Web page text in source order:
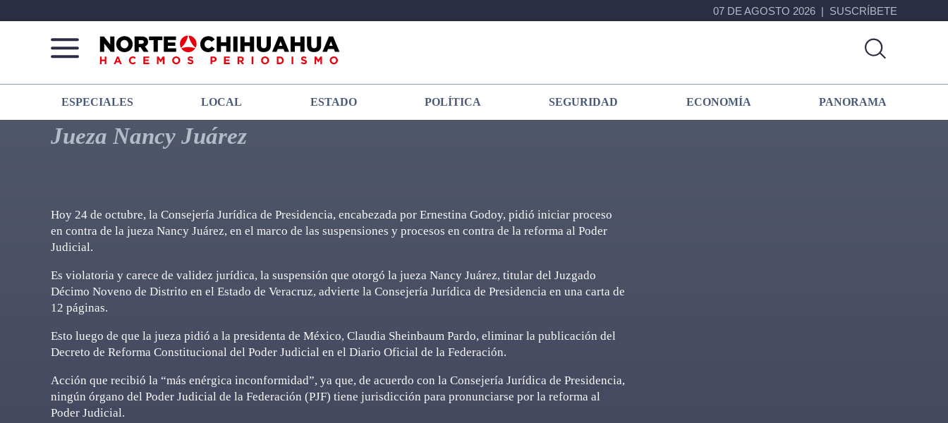
07 DE AGOSTO 2026 SUSCRÍBETE
Norte
De
Chihuahua
Más
que
noticias,
hacemos periodismo
ESPECIALES LOCAL ESTADO POLÍTICA SEGURIDAD ECONOMÍA PANORAMA
Jueza Nancy Juárez
Hoy 24 de octubre, la Consejería Jurídica de Presidencia, encabezada por Ernestina Godoy, pidió iniciar proceso
en contra de la jueza Nancy Juárez, en el marco de las suspensiones y procesos en contra de la reforma al Poder
Judicial.
Es violatoria y carece de validez jurídica, la suspensión que otorgó la jueza Nancy Juárez, titular del Juzgado
Décimo Noveno de Distrito en el Estado de Veracruz, advierte la Consejería Jurídica de Presidencia en una carta de
12 páginas.
Esto luego de que la jueza pidió a la presidenta de México, Claudia Sheinbaum Pardo, eliminar la publicación del
Decreto de Reforma Constitucional del Poder Judicial en el Diario Oficial de la Federación.
Acción que recibió la “más enérgica inconformidad”, ya que, de acuerdo con la Consejería Jurídica de Presidencia,
ningún órgano del Poder Judicial de la Federación (PJF) tiene jurisdicción para pronunciarse por la reforma al
Poder Judicial.